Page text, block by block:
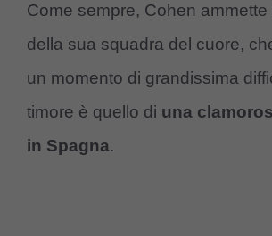
Come sempre, Cohen ammette
della sua squadra del cuore,
un momento di grandissima
timore è quello di una
in Spagna.